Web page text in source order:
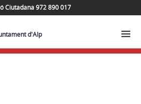
Ciutadana 972 890 017
d'Alp